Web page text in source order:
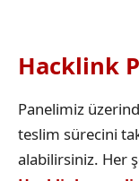
Hacklink
Panelimiz
teslim sürecini
alabilirsiniz. Her